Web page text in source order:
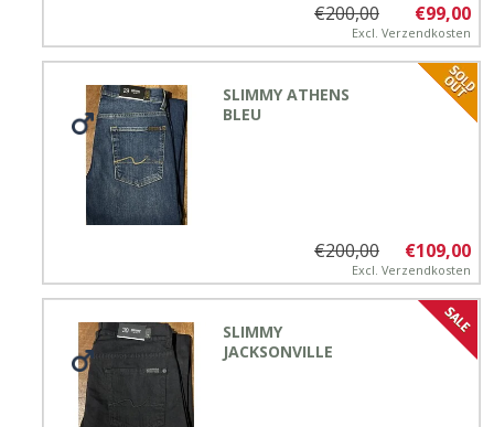
€99,00
€200,00
Excl. Verzendkosten
SLIMMY ATHENS
BLEU
€109,00
€200,00
Excl. Verzendkosten
SLIMMY
JACKSONVILLE